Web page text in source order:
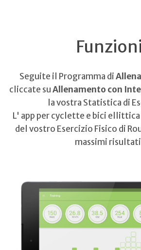
Funzioni
Seguite il Programma di
cliccate suAllenamento con
la vostra Statistica di
L' app per cyclette e bici ellittica
del vostro Esercizio Fisico di
massimi